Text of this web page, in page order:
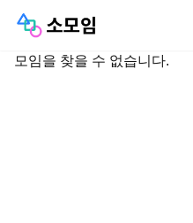
모임을 찾을 수 없습니다.